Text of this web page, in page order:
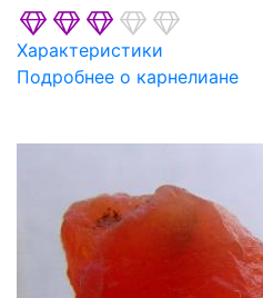
Характеристики
Подробнее о карнелиане